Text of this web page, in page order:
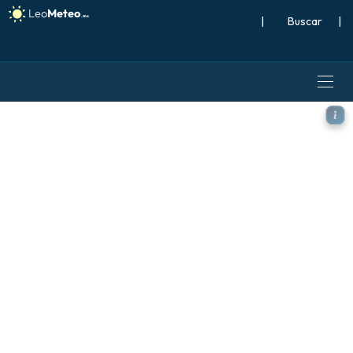
| |
ICON modelo -